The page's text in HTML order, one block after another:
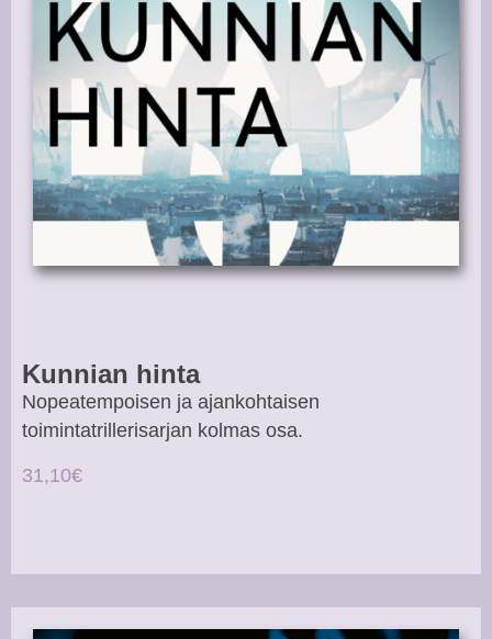
Kunnian hinta
Nopeatempoisen ja ajankohtaisen
toimintatrillerisarjan kolmas osa.
31,10€